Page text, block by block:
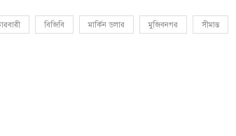
বিজিবি মার্কিন ডলার মুজিবনগর সীমান্ত